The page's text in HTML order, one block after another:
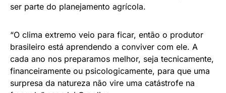
ser parte do planejamento agrícola.
“O clima extremo veio para ficar, então o produtor
brasileiro está aprendendo a conviver com ele. A
cada ano nos preparamos melhor, seja tecnicamente,
financeiramente ou psicologicamente, para que uma
surpresa da natureza não vire uma catástrofe na